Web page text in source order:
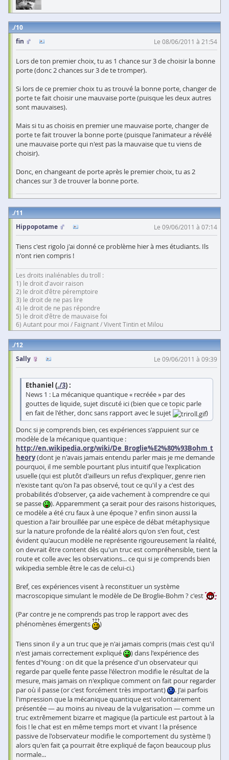
10
fin
Le 08/06/2011 à 21:54
Lors de ton premier choix, tu as 1 chance sur 3 de choisir la bonne
porte (donc 2 chances sur 3 de te tromper).
Si lors de ce premier choix tu as trouvé la bonne porte, changer de
porte te fait choisir une mauvaise porte (puisque les deux autres
sont mauvaises).
Mais si tu as choisis en premier une mauvaise porte, changer de
porte te fait trouver la bonne porte (puisque l'animateur a révélé
une mauvaise porte qui n'est pas la mauvaise que tu viens de
choisir).
Donc, en changeant de porte après le premier choix, tu as 2
chances sur 3 de trouver la bonne porte.
11
Hippopotame
Le 09/06/2011 à 07:14
Tiens c'est rigolo j'ai donné ce problème hier à mes étudiants. Ils
n'ont rien compris !
Les droits inaliénables du troll :
1) le droit d'avoir raison
2) le droit d'être péremptoire
3) le droit de ne pas lire
4) le droit de ne pas répondre
5) le droit d'être de mauvaise foi
6) Autant pour moi / Faignant / Vivent Tintin et Milou
12
Sally
Le 09/06/2011 à 09:39
Ethaniel (./3) :
News 1 : La mécanique quantique « recréée » par des
gouttes de liquide, sujet discuté ici (bien que ce topic parle
en fait de l'éther, donc sans rapport avec le sujet
)
Donc si je comprends bien, ces expériences s'appuient sur ce
modèle de la mécanique quantique :
http://en.wikipedia.org/wiki/De_Broglie%E2%80%93Bohm_t
heory(dont je n'avais jamais entendu parler mais je me demande
pourquoi, il me semble pourtant plus intuitif que l'explication
usuelle (qui est plutôt d'ailleurs un refus d'expliquer, genre rien
n'existe tant qu'on l'a pas observé, tout ce qu'il y a c'est des
probabilités d'observer, ça aide vachement à comprendre ce qui
se passe
). Apparemment ça serait pour des raisons historiques,
ce modèle a été cru faux à une époque ? enfin sinon aussi la
question a l'air brouillée par une espèce de débat métaphysique
sur la nature profonde de la réalité alors qu'on s'en fout, c'est
évident qu'aucun modèle ne représente rigoureusement la réalité,
on devrait être content dès qu'un truc est compréhensible, tient la
route et colle avec les observations... ce qui si je comprends bien
wikipedia semble être le cas de celui-ci.)
Bref, ces expériences visent à reconstituer un système
macroscopique simulant le modèle de De Broglie-Bohm ? c'est
(Par contre je ne comprends pas trop le rapport avec des
phénomènes émergents
)
Tiens sinon il y a un truc que je n'ai jamais compris (mais c'est qu'il
n'est jamais correctement expliqué
) dans l'expérience des
fentes d'Young : on dit que la présence d'un observateur qui
regarde par quelle fente passe l'électron modifie le résultat de la
mesure, mais jamais on n'explique comment on fait pour regarder
par où il passe (or c'est forcément très important)
. J'ai parfois
l'impression que la mécanique quantique est volontairement
présentée — au moins au niveau de la vulgarisation — comme un
truc extrêmement bizarre et magique (la particule est partout à la
fois ! le chat est en même temps mort et vivant ! la présence
passive de l'observateur modifie le comportement du système !)
alors qu'en fait ça pourrait être expliqué de façon beaucoup plus
normale...